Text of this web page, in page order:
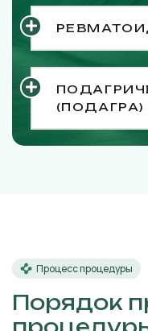
(ПОДАГРА)
Процесс процедуры
Порядок